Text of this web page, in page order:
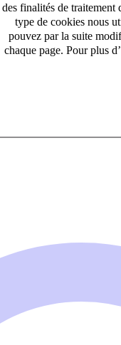
des finalités de traitement
type de cookies nous
pouvez par la suite
chaque page. Pour plus